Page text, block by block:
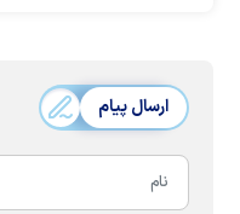
ارسال پیام